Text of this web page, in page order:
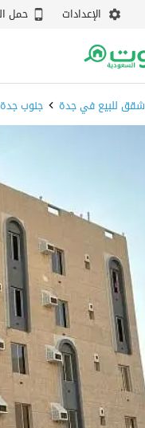
الإعدادات حمل
شقق للبيع في جدة جنوب جدة